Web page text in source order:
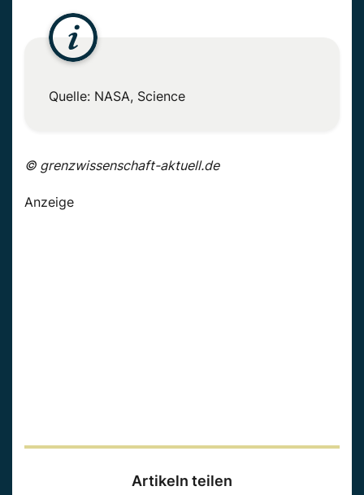
Quelle: NASA, Science
© grenzwissenschaft-aktuell.de
Anzeige
Artikeln teilen